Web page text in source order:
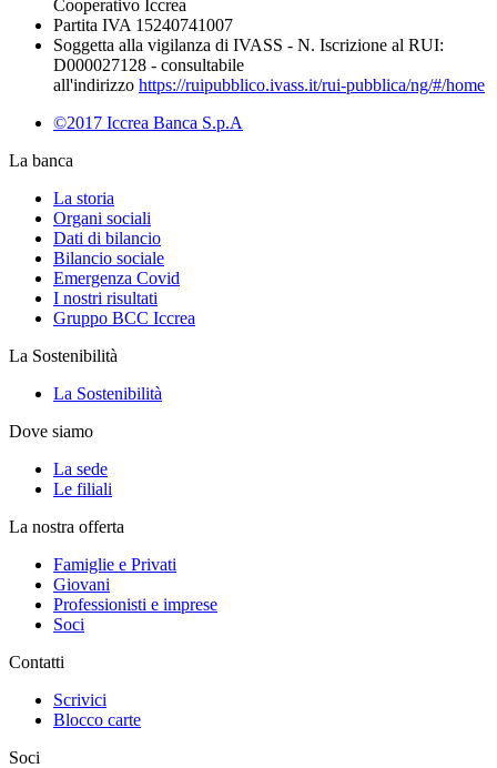
Cooperativo Iccrea
Partita IVA 15240741007
Soggetta alla vigilanza di IVASS - N. Iscrizione al RUI:
D000027128 - consultabile
all'indirizzo https://ruipubblico.ivass.it/rui-pubblica/ng/#/home
©2017 Iccrea Banca S.p.A
La banca
La storia
Organi sociali
Dati di bilancio
Bilancio sociale
Emergenza Covid
I nostri risultati
Gruppo BCC Iccrea
La Sostenibilità
La Sostenibilità
Dove siamo
La sede
Le filiali
La nostra offerta
Famiglie e Privati
Giovani
Professionisti e imprese
Soci
Contatti
Scrivici
Blocco carte
Soci